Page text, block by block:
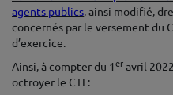
agents publics, ainsi modifié,
concernés par le versement du
d’exercice.
Ainsi, à compter du 1 er avril
octroyer le CTI :